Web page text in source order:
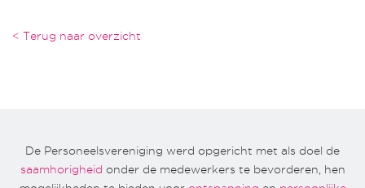
< Terug naar overzicht
De Personeelsvereniging werd opgericht met als doel de
saamhorigheid onder de medewerkers te bevorderen, hen